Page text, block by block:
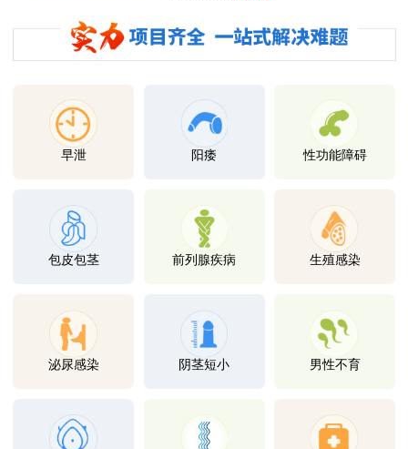
早泄 阳痿 性功能障碍
包皮包茎 前列腺疾病 生殖感染
泌尿感染 阴茎短小 男性不育